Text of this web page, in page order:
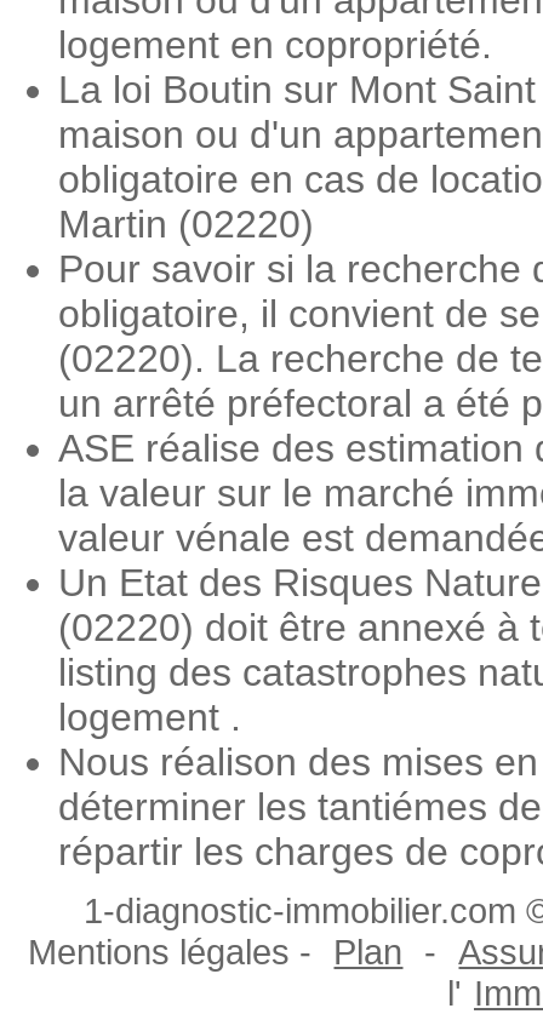
logement en copropriété.
La loi Boutin sur Mont
maison ou d'un
obligatoire en cas de
Martin (02220)
Pour savoir si la recherche
obligatoire, il convient de
(02220). La recherche de
un arrêté préfectoral a été
ASE réalise des
la valeur sur le marché
valeur vénale est
Un Etat des Risques
(02220) doit être annexé à
listing des catastrophes
logement .
Nous réalison des mises
déterminer les tantiémes
répartir les charges de
1-diagnostic-immobilier.com
Mentions légales -
Plan -
l'